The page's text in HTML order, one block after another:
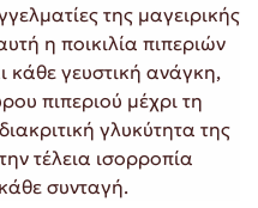
της μαγειρικής
η ποικιλία πιπεριών
κάθε γευστική ανάγκη,
πιπεριού μέχρι τη
γλυκύτητα της
τέλεια ισορροπία
συνταγή.